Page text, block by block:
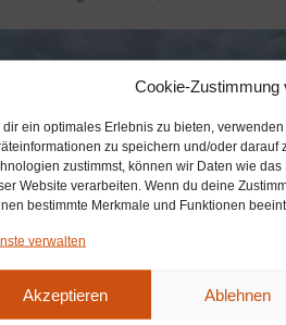
Cookie-Zustimmung
dir ein optimales Erlebnis zu bieten,
zu speichern und/oder darauf
zustimmst, können wir Daten wie
Website verarbeiten. Wenn du deine
bestimmte Merkmale und Funktionen
verwalten
Akzeptieren Ablehnen